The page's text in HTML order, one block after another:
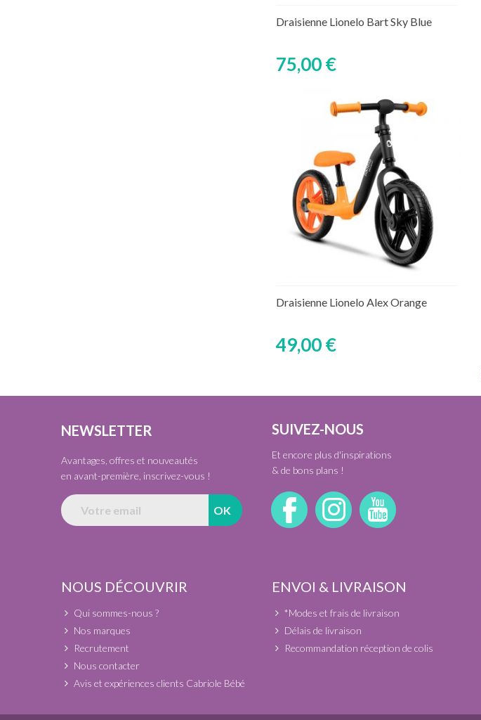
Draisienne Lionelo Bart Sky Blue
75,00 €
Draisienne Lionelo Alex Orange
49,00 €
NEWSLETTER
Avantages, offres et nouveautés
en avant-première, inscrivez-vous !
SUIVEZ-NOUS
Et encore plus d'inspirations
& de bons plans !
NOUS DÉCOUVRIR
Qui sommes-nous ?
Nos marques
Recrutement
Nous contacter
Avis et expériences clients Cabriole Bébé
ENVOI & LIVRAISON
*Modes et frais de livraison
Délais de livraison
Recommandation réception de colis